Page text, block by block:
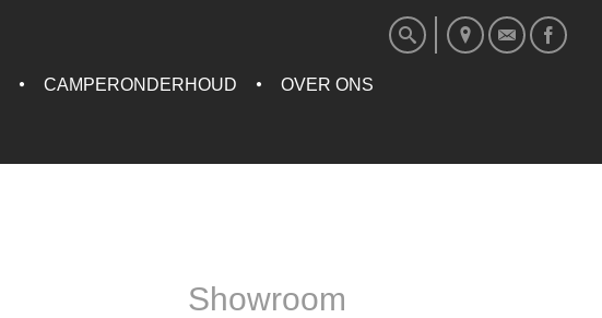
CAMPERONDERHOUD OVER ONS
Showroom